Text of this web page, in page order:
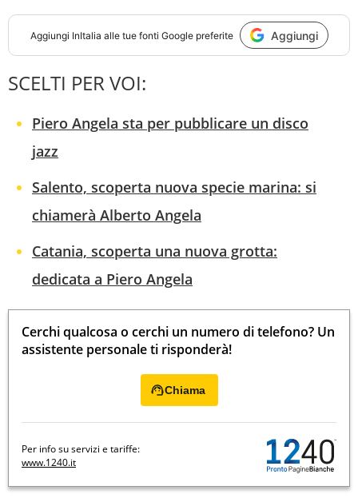
Aggiungi InItalia alle tue fonti Google preferite Aggiungi
SCELTI PER VOI:
Piero Angela sta per pubblicare un disco
jazz
Salento, scoperta nuova specie marina: si
chiamerà Alberto Angela
Catania, scoperta una nuova grotta:
dedicata a Piero Angela
Cerchi qualcosa o cerchi un numero di telefono? Un
assistente personale ti risponderà!
Chiama
Per info su servizi e tariffe:
www.1240.it